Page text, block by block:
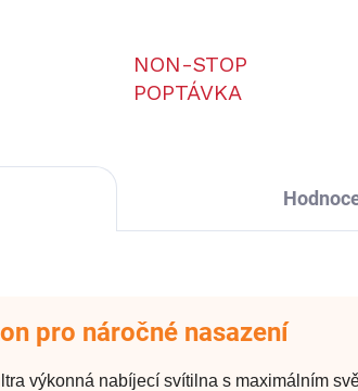
NON-STOP
POPTÁVKA
pro náročné nasazení
výkonná nabíjecí svítilna s maximálním